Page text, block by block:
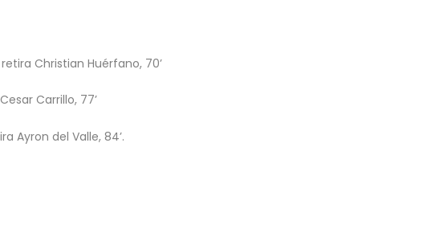
Christian Huérfano, 70’
Carrillo, 77’
Ayron del Valle, 84’.